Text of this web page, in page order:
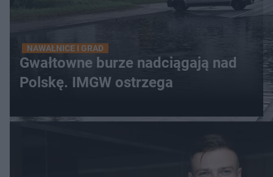
NAWAŁNICE I GRAD
Gwałtowne burze nadciągają nad
Polskę. IMGW ostrzega